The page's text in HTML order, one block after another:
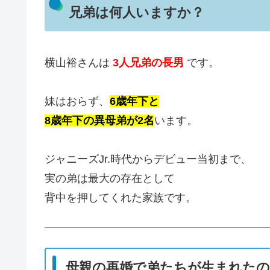
兄弟は何人いますか？
横山裕さんは 3人兄弟の長男 です。
妹はおらず、 6歳年下と
8歳年下の異母弟が2名います。
ジャニーズJr.時代からデビュー当初まで、
実の弟は最大の存在として
背中を押してくれた家族です。